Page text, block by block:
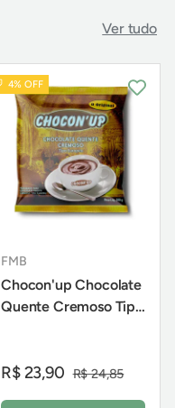
Ver tudo
4% OFF
FMB
Chocon'up Chocolate
Quente Cremoso Tipo
R$ 23,90 R$ 24,85